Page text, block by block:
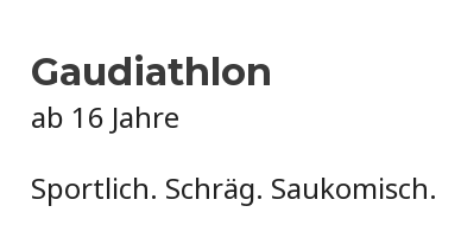
Gaudiathlon
ab 16 Jahre
Sportlich. Schräg. Saukomisch.